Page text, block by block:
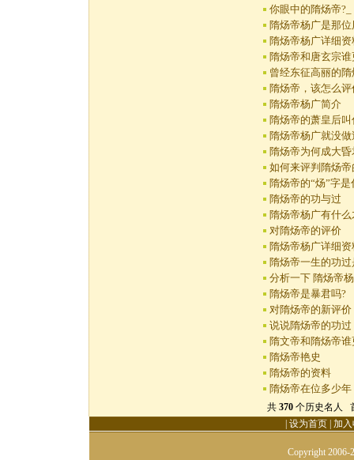
你眼中的隋炀帝?_
隋炀帝杨广是那
隋炀帝杨广详细资
隋炀帝和唐玄宗
曾经东征高丽的
隋炀帝，该怎么
隋炀帝杨广简介
隋炀帝的萧皇后叫
隋炀帝杨广就没
隋炀帝为何成大昏
如何来评判隋炀
隋炀帝的“炀”字
隋炀帝的功与过
隋炀帝杨广有什
对隋炀帝的评价
隋炀帝杨广详细资
隋炀帝一生的功过
分析一下 隋炀帝
隋炀帝是暴君吗?
对隋炀帝的新评价
说说隋炀帝的功过
隋文帝和隋炀帝
隋炀帝艳史
隋炀帝的资料
隋炀帝在位多少年
共 370 个历史名人
设为首页 加
Copyright